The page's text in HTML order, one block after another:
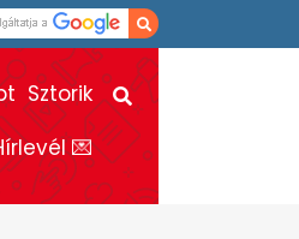
Sztorik
💌